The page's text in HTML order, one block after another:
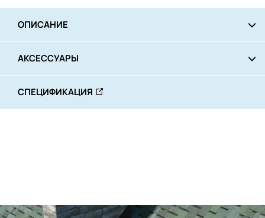
ОПИСАНИЕ
АКСЕССУАРЫ
СПЕЦИФИКАЦИЯ